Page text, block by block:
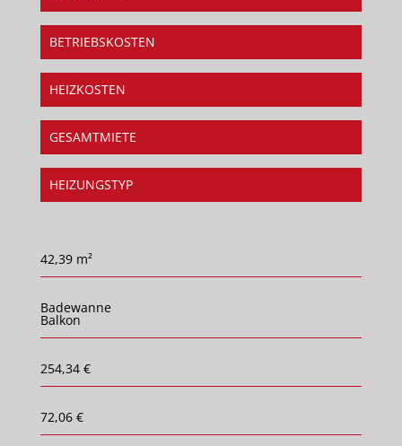
BETRIEBSKOSTEN
HEIZKOSTEN
GESAMTMIETE
HEIZUNGSTYP
42,39 m²
Badewanne
Balkon
254,34 €
72,06 €